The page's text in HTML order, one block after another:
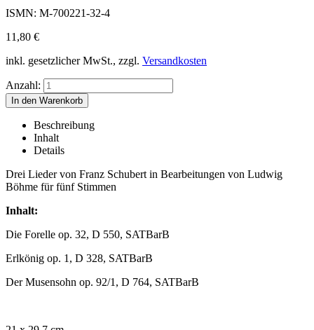
ISMN: M-700221-32-4
11,80 €
inkl. gesetzlicher MwSt., zzgl. Versandkosten
Anzahl:
Beschreibung
Inhalt
Details
Drei Lieder von Franz Schubert in Bearbeitungen von Ludwig
Böhme für fünf Stimmen
Inhalt:
Die Forelle op. 32, D 550, SATBarB
Erlkönig op. 1, D 328, SATBarB
Der Musensohn op. 92/1, D 764, SATBarB